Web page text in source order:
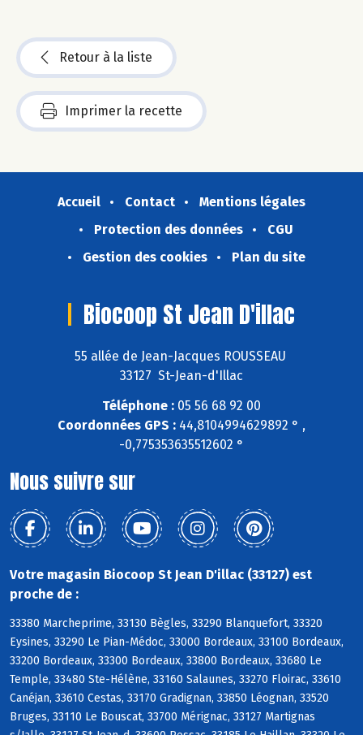
Retour à la liste
Imprimer la recette
Accueil Contact
Mentions légales
Protection des données
CGU
Gestion des cookies
Plan du site
Biocoop St Jean D'illac
55 allée de Jean-Jacques ROUSSEAU
33127 St-Jean-d'Illac
Téléphone : 05 56 68 92 00
Coordonnées GPS : 44,8104994629892 ° ,
-0,775353635512602 °
Nous suivre sur
Votre magasin Biocoop St Jean D'illac (33127) est
proche de :
33380 Marcheprime, 33130 Bègles, 33290 Blanquefort, 33320
Eysines, 33290 Le Pian-Médoc, 33000 Bordeaux, 33100 Bordeaux,
33200 Bordeaux, 33300 Bordeaux, 33800 Bordeaux, 33680 Le
Temple, 33480 Ste-Hélène, 33160 Salaunes, 33270 Floirac, 33610
Canéjan, 33610 Cestas, 33170 Gradignan, 33850 Léognan, 33520
Bruges, 33110 Le Bouscat, 33700 Mérignac, 33127 Martignas